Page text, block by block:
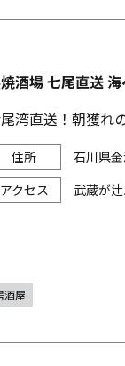
酒場 七尾直送
湾直送！朝獲れ
石川県
武蔵が
酒屋